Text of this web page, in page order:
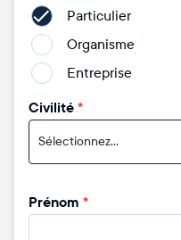
Particulier
Organisme
Entreprise
Civilité*
Sélectionnez...
Prénom *